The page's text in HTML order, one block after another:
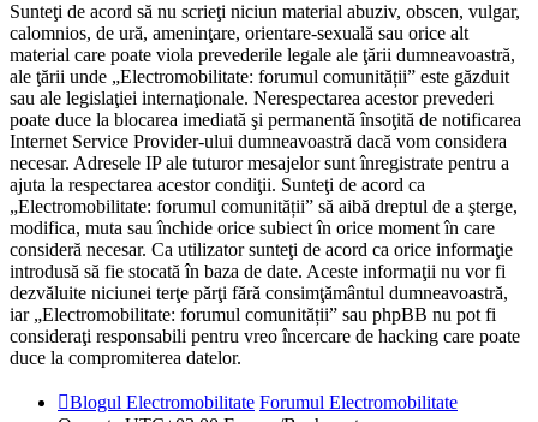
Sunteţi de acord să nu scrieţi niciun material abuziv, obscen, vulgar,
calomnios, de ură, ameninţare, orientare-sexuală sau orice alt
material care poate viola prevederile legale ale ţării dumneavoastră,
ale ţării unde „Electromobilitate: forumul comunității” este găzduit
sau ale legislaţiei internaţionale. Nerespectarea acestor prevederi
poate duce la blocarea imediată şi permanentă însoţită de notificarea
Internet Service Provider-ului dumneavoastră dacă vom considera
necesar. Adresele IP ale tuturor mesajelor sunt înregistrate pentru a
ajuta la respectarea acestor condiţii. Sunteţi de acord ca
„Electromobilitate: forumul comunității” să aibă dreptul de a şterge,
modifica, muta sau închide orice subiect în orice moment în care
consideră necesar. Ca utilizator sunteţi de acord ca orice informaţie
introdusă să fie stocată în baza de date. Aceste informaţii nu vor fi
dezvăluite niciunei terţe părţi fără consimţământul dumneavoastră,
iar „Electromobilitate: forumul comunității” sau phpBB nu pot fi
consideraţi responsabili pentru vreo încercare de hacking care poate
duce la compromiterea datelor.
Blogul Electromobilitate Forumul Electromobilitate